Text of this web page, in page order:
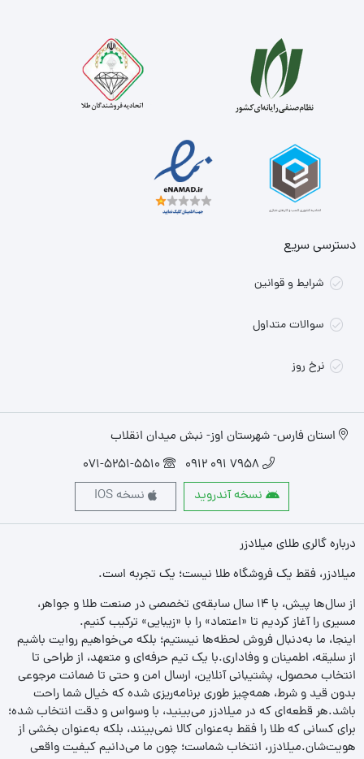
دسترسی سریع
شرایط و قوانین
سوالات متداول
نرخ روز
استان فارس- شهرستان اوز- نبش میدان انقلاب
7958 091 0912
071-5251-5510
نسخه آندروید
نسخه IOS
درباره گالری طلای میلادزر
میلادزر، فقط یک فروشگاه طلا نیست؛ یک تجربه‌ است.
از سال‌ها پیش، با ۱۴ سال سابقه‌ی تخصصی در صنعت طلا و جواهر،
مسیری را آغاز کردیم تا «اعتماد» را با «زیبایی» ترکیب کنیم.
اینجا، ما به‌دنبال فروش لحظه‌ها نیستیم؛ بلکه می‌خواهیم روایت باشیم
از سلیقه، اطمینان و وفاداری.با یک تیم حرفه‌ای و متعهد، از طراحی تا
انتخاب محصول، پشتیبانی آنلاین، ارسال امن و حتی تا ضمانت مرجوعی
بدون قید و شرط، همه‌چیز طوری برنامه‌ریزی شده که خیال شما راحت
باشد.هر قطعه‌ای که در میلادزر می‌بینید، با وسواس و دقت انتخاب شده؛
برای کسانی که طلا را فقط به‌عنوان کالا نمی‌بینند، بلکه به‌عنوان بخشی از
هویت‌شان.میلادزر، انتخاب شماست؛ چون ما می‌دانیم کیفیت واقعی